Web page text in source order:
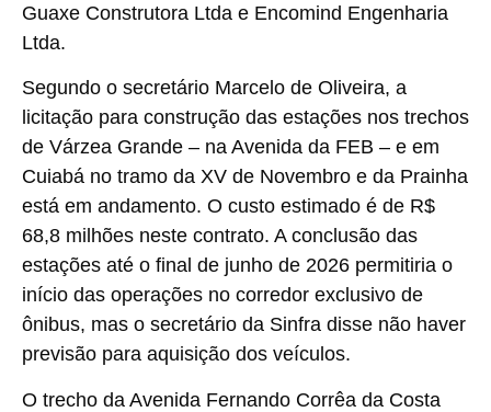
Guaxe Construtora Ltda e Encomind Engenharia
Ltda.
Segundo o secretário Marcelo de Oliveira, a
licitação para construção das estações nos trechos
de Várzea Grande – na Avenida da FEB – e em
Cuiabá no tramo da XV de Novembro e da Prainha
está em andamento. O custo estimado é de R$
68,8 milhões neste contrato. A conclusão das
estações até o final de junho de 2026 permitiria o
início das operações no corredor exclusivo de
ônibus, mas o secretário da Sinfra disse não haver
previsão para aquisição dos veículos.
O trecho da Avenida Fernando Corrêa da Costa